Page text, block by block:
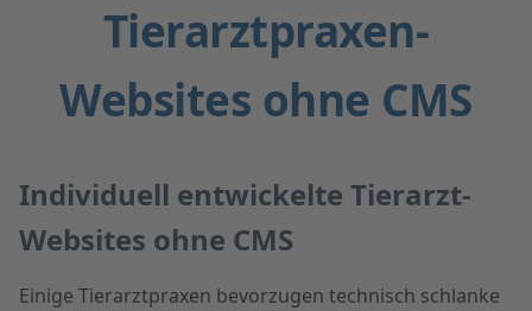
Tierarztpraxen-
Websites ohne CMS
Individuell entwickelte Tierarzt-
Websites ohne CMS
Einige Tierarztpraxen bevorzugen technisch schlanke